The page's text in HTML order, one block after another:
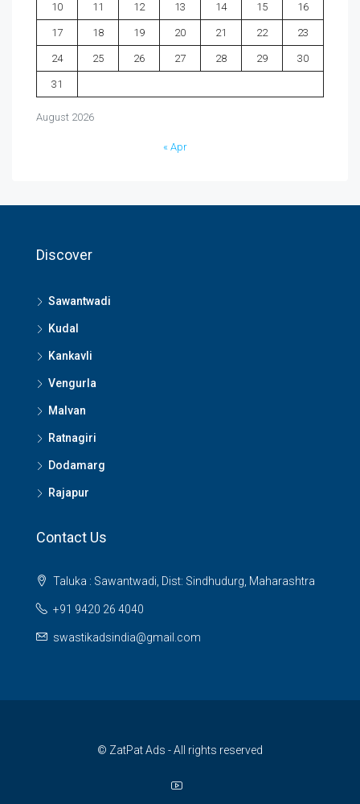
August 2026
10 11 12 13 14 15 16
17 18 19 20 21 22 23
24 25 26 27 28 29 30
31
« Apr
Discover
Sawantwadi
Kudal
Kankavli
Vengurla
Malvan
Ratnagiri
Dodamarg
Rajapur
Contact Us
Taluka : Sawantwadi, Dist: Sindhudurg, Maharashtra
+91 9420 26 4040
swastikadsindia@gmail.com
© ZatPat Ads - All rights reserved